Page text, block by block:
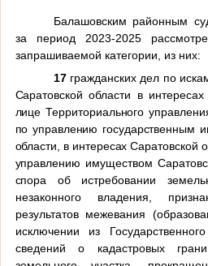
Балашовским районным
за период 2023-2025
запрашиваемой категории, из них:
17гражданских дел по
Саратовской области в
лице Территориального
по управлению государственным
области, в интересах Саратовской
управлению имуществом
спора об истребовании
незаконного владения,
результатов межевания
исключении из
сведений о кадастровых